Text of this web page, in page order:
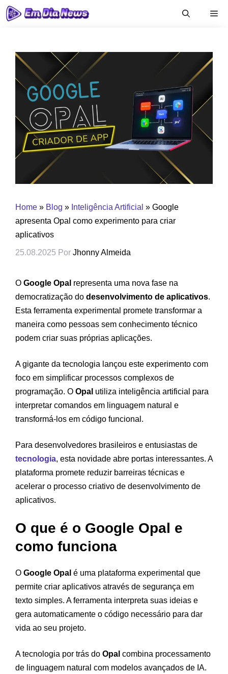
Pular
para
Home » Blog » Inteligência Artificial » Google
apresenta Opal como experimento para criar
aplicativos
25.08.2025 Por Jhonny Almeida
O Google Opal representa uma nova fase na
democratização do desenvolvimento de aplicativos.
Esta ferramenta experimental promete transformar a
maneira como pessoas sem conhecimento técnico
podem criar suas próprias aplicações.
A gigante da tecnologia lançou este experimento com
foco em simplificar processos complexos de
programação. O Opal utiliza inteligência artificial para
interpretar comandos em linguagem natural e
transformá-los em código funcional.
Para desenvolvedores brasileiros e entusiastas de
tecnologia, esta novidade abre portas interessantes. A
plataforma promete reduzir barreiras técnicas e
acelerar o processo criativo de desenvolvimento de
aplicativos.
O que é o Google Opal e
como funciona
O Google Opal é uma plataforma experimental que
permite criar aplicativos através de segurança em
texto simples. A ferramenta interpreta suas ideias e
gera automaticamente o código necessário para dar
vida ao seu projeto.
A tecnologia por trás do Opal combina processamento
de linguagem natural com modelos avançados de IA.